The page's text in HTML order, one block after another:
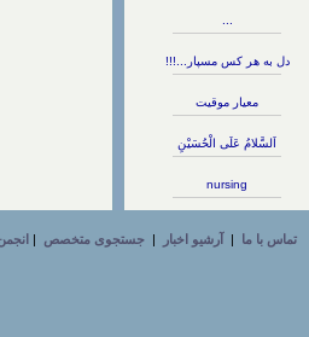
دل به هر کس مسپار...!!!
معیار موقیت
اَلسَّلامُ عَلَى الْحُسَيْنِ
nursing
تماس با ما | آرشیو اخبار | جستجوی متخصص |